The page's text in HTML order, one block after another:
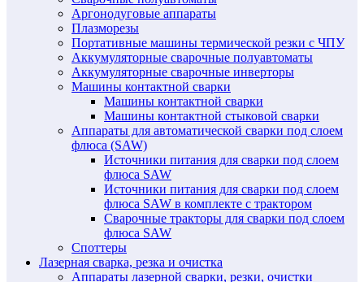
Аргонодуговые аппараты
Плазморезы
Портативные машины термической резки с ЧПУ
Аккумуляторные сварочные полуавтоматы
Аккумуляторные сварочные инверторы
Машины контактной сварки
Машины контактной сварки
Машины контактной стыковой сварки
Аппараты для автоматической сварки под слоем
флюса (SAW)
Источники питания для сварки под слоем
флюса SAW
Источники питания для сварки под слоем
флюса SAW в комплекте с трактором
Сварочные тракторы для сварки под слоем
флюса SAW
Споттеры
Лазерная сварка, резка и очистка
Аппараты лазерной сварки, резки, очистки